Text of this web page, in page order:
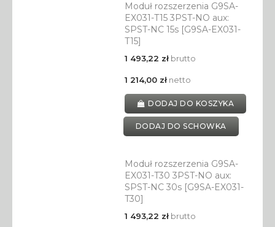
Moduł rozszerzenia G9SA-
EX031-T15 3PST-NO aux:
SPST-NC 15s [G9SA-EX031-
T15]
1 493,22 złbrutto
1 214,00 złnetto
DODAJ DO KOSZYKA
DODAJ DO SCHOWKA
Moduł rozszerzenia G9SA-
EX031-T30 3PST-NO aux:
SPST-NC 30s [G9SA-EX031-
T30]
1 493,22 złbrutto